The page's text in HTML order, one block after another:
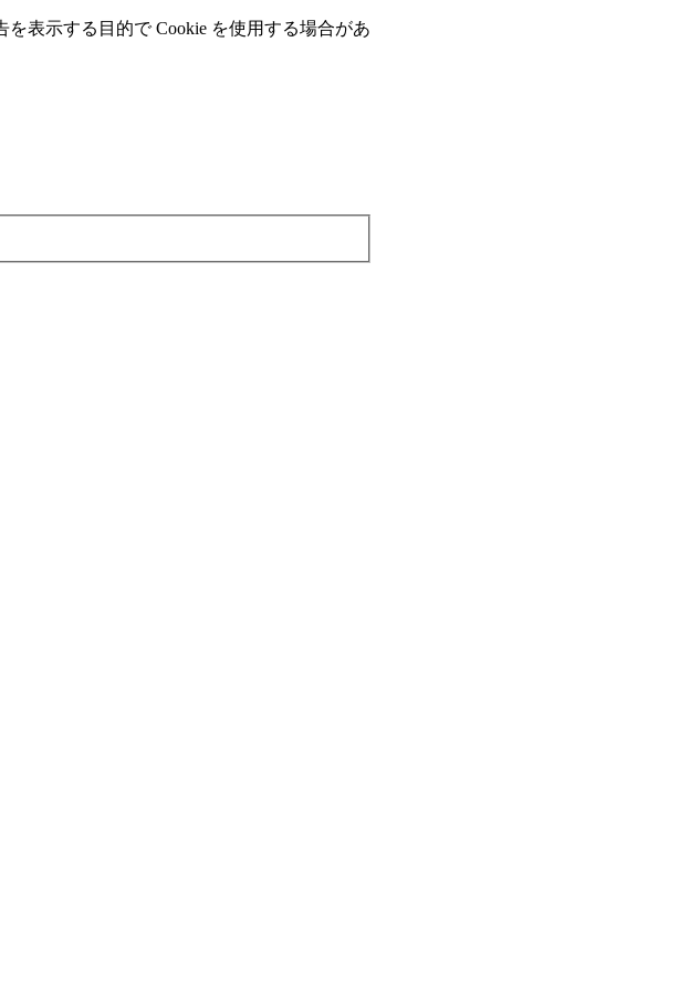
表⽰する⽬的で Cookie を使⽤する場合があ